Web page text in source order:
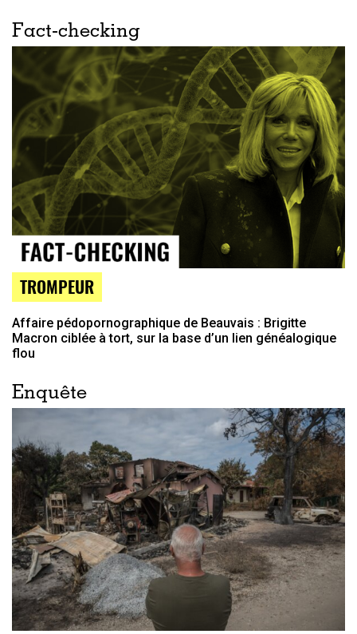
Fact-checking
TROMPEUR
Affaire pédopornographique de Beauvais : Brigitte
Macron ciblée à tort, sur la base d’un lien généalogique
flou
Enquête